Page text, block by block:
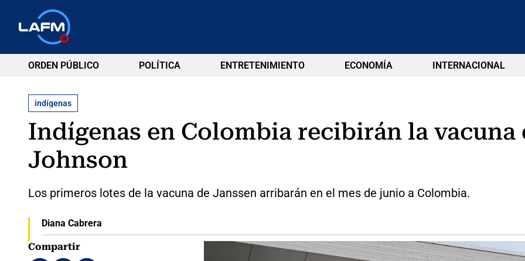
ORDEN PÚBLICO POLÍTICA ENTRETENIMIENTO ECONOMÍA INTERNACIONAL
indígenas
Indígenas en Colombia recibirán la vacuna
Johnson
Los primeros lotes de la vacuna de Janssen arribarán en el mes de junio a Colombia.
Diana Cabrera
Compartir